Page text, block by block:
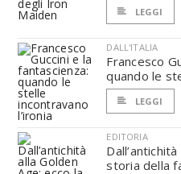
LEGGI
DALL'ITALIA
Francesco
quando le
LEGGI
EDITORIA
storia della